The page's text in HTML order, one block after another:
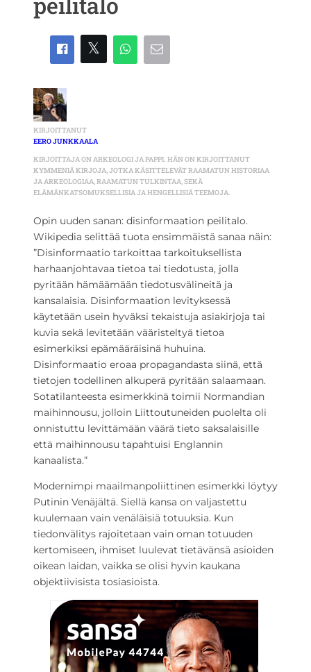
KIRJOITTANUT
EERO JUNKKAALA
KIRJOITTAJA ON ARKEOLOGI JA PAPPI. HÄN ON KIRJOITTANUT
KYMMENIÄ KIRJOJA, JOTKA KÄSITTELEVÄT RAAMATUN HISTORIAA
JA ARKEOLOGIAA, RAAMATUN TULKINTAA, SEKÄ
ELÄMÄNKATSOMUKSELLISIA JA HENGELLISIÄ TEEMOJA.
Opin uuden sanan: disinformaation peilitalo.
Wikipedia selittää tuota ensimmäistä sanaa näin:
”Disinformaatio tarkoittaa tarkoituksellista
harhaanjohtavaa tietoa tai tiedotusta, jolla
pyritään hämäämään tiedotusvälineitä ja
kansalaisia. Disinformaation levityksessä
käytetään usein hyväksi tekaistuja asiakirjoja tai
kuvia sekä levitetään vääristeltyä tietoa
esimerkiksi epämääräisinä huhuina.
Disinformaatio eroaa propagandasta siinä, että
tietojen todellinen alkuperä pyritään salaamaan.
Sotatilanteesta esimerkkinä toimii Normandian
maihinnousu, jolloin Liittoutuneiden puolelta oli
onnistuttu levittämään väärä tieto saksalaisille
että maihinnousu tapahtuisi Englannin
kanaalista.”
Modernimpi maailmanpoliittinen esimerkki löytyy
Putinin Venäjältä. Siellä kansa on valjastettu
kuulemaan vain venäläisiä totuuksia. Kun
tiedonvälitys rajoitetaan vain oman totuuden
kertomiseen, ihmiset luulevat tietävänsä asioiden
oikean laidan, vaikka se olisi hyvin kaukana
objektiivisista tosiasioista.